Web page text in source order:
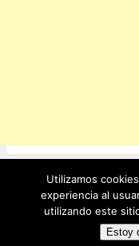
Utilizamos
experiencia al
utilizando este
Estoy